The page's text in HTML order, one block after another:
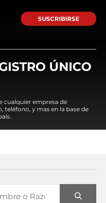
SUSCRIBIRSE
ÚNICO
cualquier empresa de
teléfono, y mas en la base de